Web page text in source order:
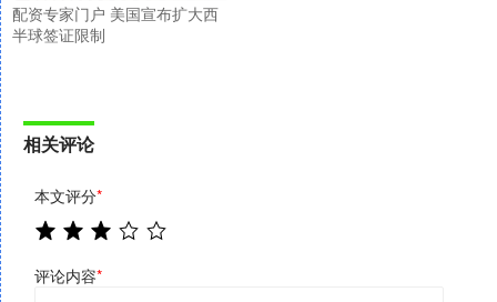
配资专家门户 美国宣布扩大西
半球签证限制
相关评论
本文评分*
评论内容*